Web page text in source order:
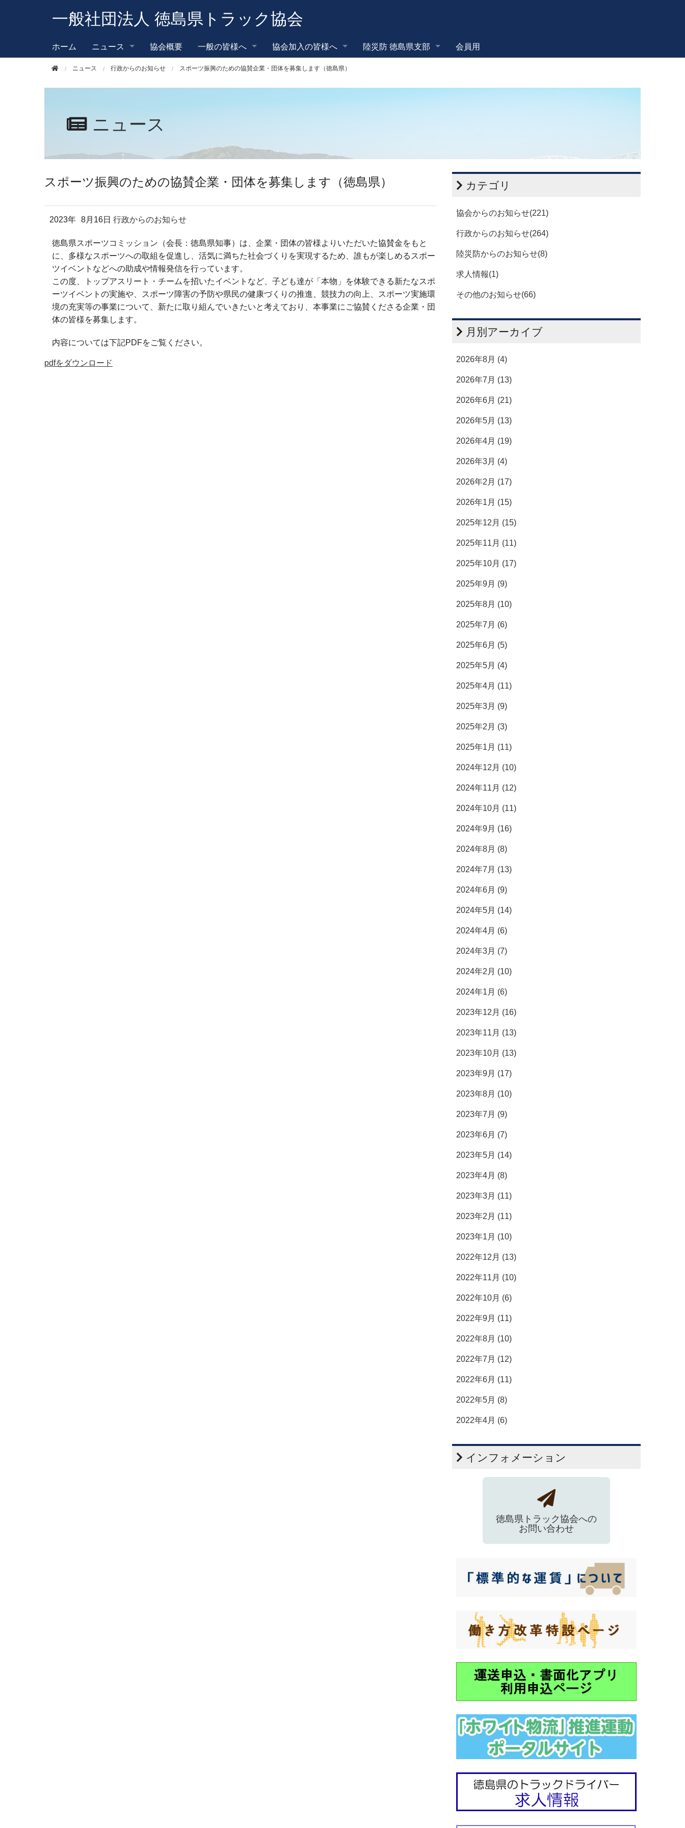
一般社団法人 徳島県トラック協会
ホーム ニュース 協会概要 一般の皆様へ 協会加入の皆様へ 陸災防 徳島県支部 会員用
ニュース 行政からのお知らせ スポーツ振興のための協賛企業・団体を募集します（徳島県）
ニュース
スポーツ振興のための協賛企業・団体を募集します（徳島県）
2023年 8月16日 行政からのお知らせ
徳島県スポーツコミッション（会長：徳島県知事）は、企業・団体の皆様よりいただいた協賛金をもと
に、多様なスポーツへの取組を促進し、活気に満ちた社会づくりを実現するため、誰もが楽しめるスポー
ツイベントなどへの助成や情報発信を行っています。
この度、トップアスリート・チームを招いたイベントなど、子ども達が「本物」を体験できる新たなスポ
ーツイベントの実施や、スポーツ障害の予防や県民の健康づくりの推進、競技力の向上、スポーツ実施環
境の充実等の事業について、新たに取り組んでいきたいと考えており、本事業にご協賛くださる企業・団
体の皆様を募集します。
内容については下記PDFをご覧ください。
pdfをダウンロード
カテゴリ
協会からのお知らせ(221)
行政からのお知らせ(264)
陸災防からのお知らせ(8)
求人情報(1)
その他のお知らせ(66)
月別アーカイブ
2026年8月 (4)
2026年7月 (13)
2026年6月 (21)
2026年5月 (13)
2026年4月 (19)
2026年3月 (4)
2026年2月 (17)
2026年1月 (15)
2025年12月 (15)
2025年11月 (11)
2025年10月 (17)
2025年9月 (9)
2025年8月 (10)
2025年7月 (6)
2025年6月 (5)
2025年5月 (4)
2025年4月 (11)
2025年3月 (9)
2025年2月 (3)
2025年1月 (11)
2024年12月 (10)
2024年11月 (12)
2024年10月 (11)
2024年9月 (16)
2024年8月 (8)
2024年7月 (13)
2024年6月 (9)
2024年5月 (14)
2024年4月 (6)
2024年3月 (7)
2024年2月 (10)
2024年1月 (6)
2023年12月 (16)
2023年11月 (13)
2023年10月 (13)
2023年9月 (17)
2023年8月 (10)
2023年7月 (9)
2023年6月 (7)
2023年5月 (14)
2023年4月 (8)
2023年3月 (11)
2023年2月 (11)
2023年1月 (10)
2022年12月 (13)
2022年11月 (10)
2022年10月 (6)
2022年9月 (11)
2022年8月 (10)
2022年7月 (12)
2022年6月 (11)
2022年5月 (8)
2022年4月 (6)
インフォメーション
徳島県トラック協会への
お問い合わせ